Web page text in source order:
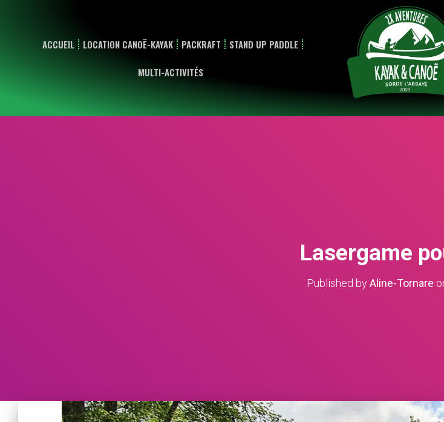
ACCUEIL LOCATION CANOË-KAYAK PACKRAFT STAND UP PADDLE
MULTI-ACTIVITÉS
Lasergame
Published byAline-Tornare